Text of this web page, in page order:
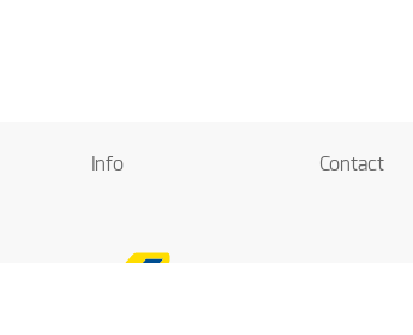
Info Contact